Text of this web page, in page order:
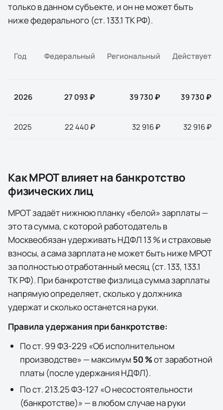
только в данном субъекте, и он не может быть
ниже федерального (ст. 133.1 ТК РФ).
Год Федеральный Региональный Действует
2026 27 093 ₽ 39 730 ₽ 39 730 ₽
2025 22 440 ₽ 32 916 ₽ 32 916 ₽
Как МРОТ влияет на банкротство
физических лиц
МРОТ задаёт нижнюю планку «белой» зарплаты —
это та сумма, с которой работодатель в
Москвеобязан удерживать НДФЛ 13 % и страховые
взносы, а сама зарплата не может быть ниже МРОТ
за полностью отработанный месяц (ст. 133, 133.1
ТК РФ). При банкротстве физлица сумма зарплаты
напрямую определяет, сколько у должника
удержат и сколько останется на руки.
Правила удержания при банкротстве:
По ст. 99 ФЗ-229 «Об исполнительном
производстве» — максимум 50 %от заработной
платы (после удержания НДФЛ).
По ст. 213.25 ФЗ-127 «О несостоятельности
(банкротстве)» — в любом случае на руки